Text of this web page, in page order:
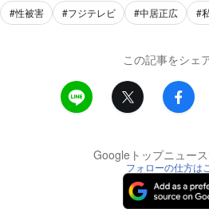
#性被害 #フジテレビ #中居正広 #
この記事をシェ
Googleトップニュー
フォローの仕方は